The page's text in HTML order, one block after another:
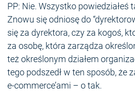
PP: Nie. Wszystko powiedziałeś
Znowu się odniosę do
się za dyrektora, czy za kogoś,
za osobę, która zarządza
też określonym działem
tego podszedł w ten sposób, że
e-commerce’ami – o tak.